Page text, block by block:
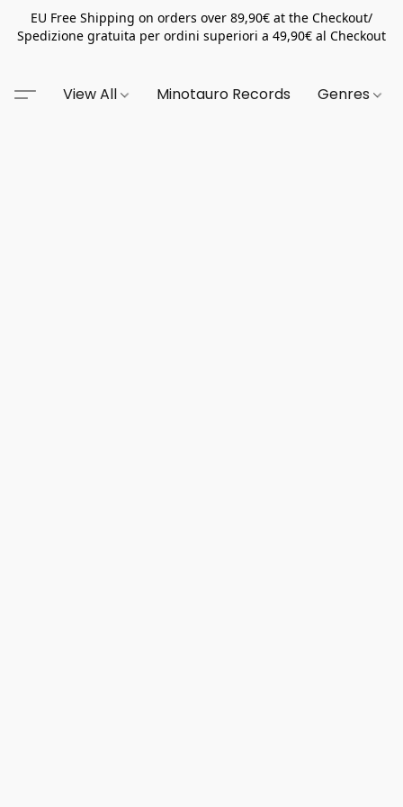
EU Free Shipping on orders over 89,90€ at the Checkout/
Spedizione gratuita per ordini superiori a 49,90€ al Checkout
View All Minotauro Records Genres